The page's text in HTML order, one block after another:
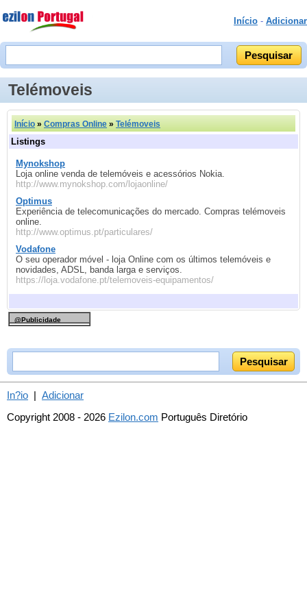
Início - Adicionar
Telémoveis
Início » Compras Online » Telémoveis
Listings
Mynokshop
Loja online venda de telemóveis e acessórios Nokia.
http://www.mynokshop.com/lojaonline/
Optimus
Experiência de telecomunicações do mercado. Compras telémoveis
online.
http://www.optimus.pt/particulares/
Vodafone
O seu operador móvel - loja Online com os últimos telemóveis e
novidades, ADSL, banda larga e serviços.
https://loja.vodafone.pt/telemoveis-equipamentos/
@Publicidade
In?io | Adicionar
Copyright 2008 - 2026 Ezilon.com Português Diretório